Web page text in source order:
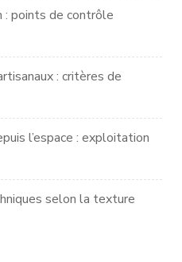
: points de contrôle
: critères de
l’espace : exploitation
selon la texture